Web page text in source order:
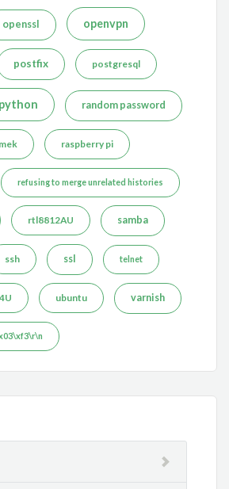
openssl openvpn
postfix postgresql
python random password
raspberry pi
refusing to merge unrelated histories
rtl8812AU samba
ssh ssl telnet
ubuntu varnish